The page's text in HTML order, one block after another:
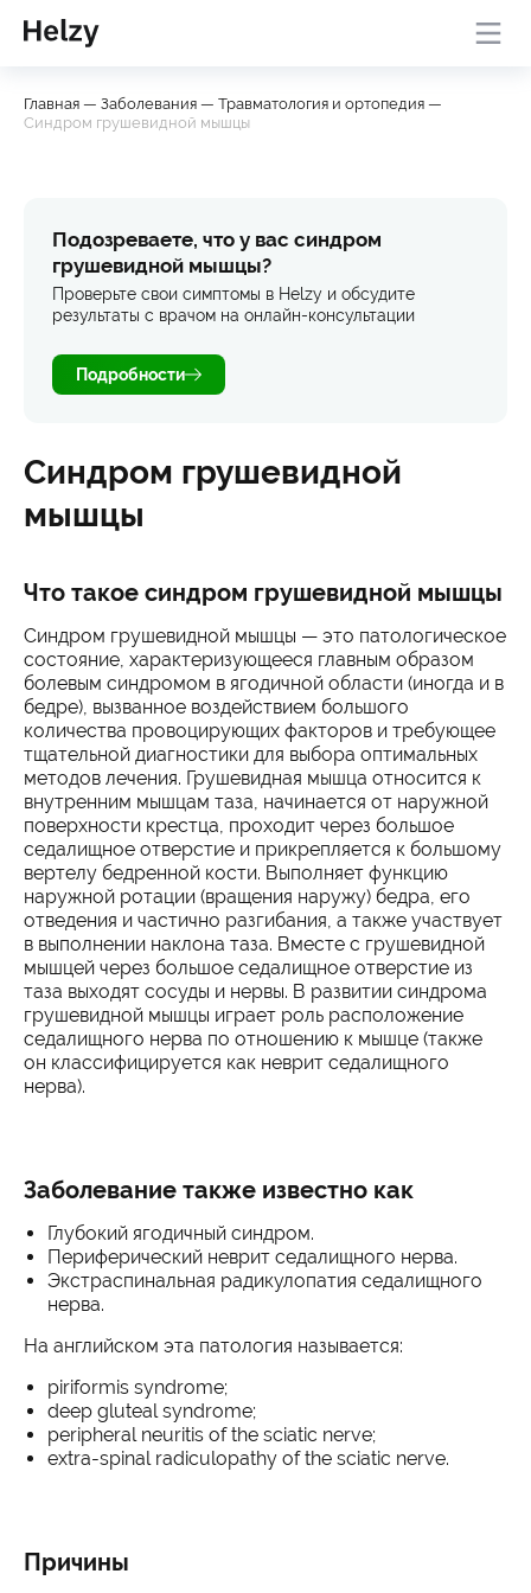
врачом
симптомы
Главная — Заболевания — Травматология и ортопедия —
Синдром грушевидной мышцы
Подозреваете, что у вас синдром
грушевидной мышцы?
Проверьте свои симптомы в Helzy и обсудите
результаты с врачом на онлайн-консультации
Подробности
Синдром грушевидной
мышцы
Что такое синдром грушевидной мышцы
Синдром грушевидной мышцы — это патологическое
состояние, характеризующееся главным образом
болевым синдромом в ягодичной области (иногда и в
бедре), вызванное воздействием большого
количества провоцирующих факторов и требующее
тщательной диагностики для выбора оптимальных
методов лечения. Грушевидная мышца относится к
внутренним мышцам таза, начинается от наружной
поверхности крестца, проходит через большое
седалищное отверстие и прикрепляется к большому
вертелу бедренной кости. Выполняет функцию
наружной ротации (вращения наружу) бедра, его
отведения и частично разгибания, а также участвует
в выполнении наклона таза. Вместе с грушевидной
мышцей через большое седалищное отверстие из
таза выходят сосуды и нервы. В развитии синдрома
грушевидной мышцы играет роль расположение
седалищного нерва по отношению к мышце (также
он классифицируется как неврит седалищного
нерва).
Заболевание также известно как
Глубокий ягодичный синдром.
Периферический неврит седалищного нерва.
Экстраспинальная радикулопатия седалищного
нерва.
На английском эта патология называется:
piriformis syndrome;
deep gluteal syndrome;
peripheral neuritis of the sciatic nerve;
extra-spinal radiculopathy of the sciatic nerve.
Причины